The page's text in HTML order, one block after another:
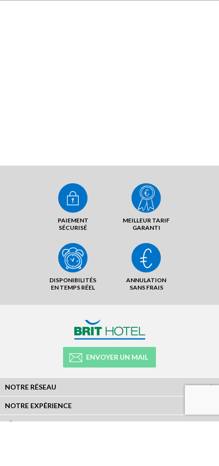
PAIEMENT
SÉCURISÉ
MEILLEUR TARIF
GARANTI
DISPONIBILITÉS
EN TEMPS RÉEL
ANNULATION
SANS FRAIS
ENVOYER UN MAIL
NOTRE RÉSEAU
NOTRE EXPÉRIENCE
LÉGAL